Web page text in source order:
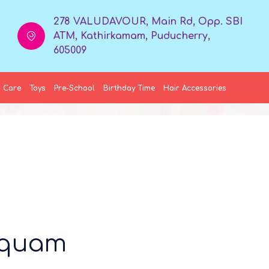
278 VALUDAVOUR, Main Rd, Opp. SBI
ATM, Kathirkamam, Puducherry,
605009
Care Toys Pre-School Birthday Time Hair Accessories